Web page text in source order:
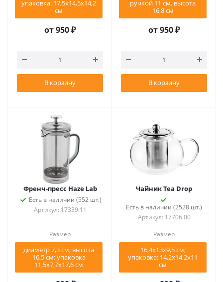
упаковка: 17,5х14,5х14,2
см
от950 ₽
В корзину
ручкой 11 см, высота
16,8 см
от950 ₽
В корзину
Френч-пресс Haze Lab
Есть в наличии (552 шт.)
Артикул: 17339.11
Размер
диаметр 7,3 см; высота
16,5 см; упаковка
11,5х7,7х17,6 см
Чайник Tea Drop
Есть в наличии (2528 шт.)
Артикул: 17706.00
Размер
16,4x13x9,5 см;
упаковка: 14,2x14,2x11
см